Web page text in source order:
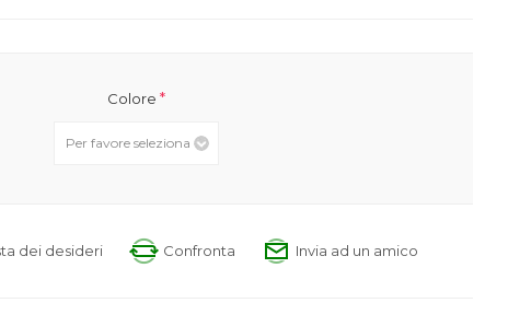
Colore*
dei desideri Confronta Invia ad un amico